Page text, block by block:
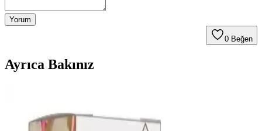
Yorum
0 Beğen
Ayrıca Bakınız
Trendleri